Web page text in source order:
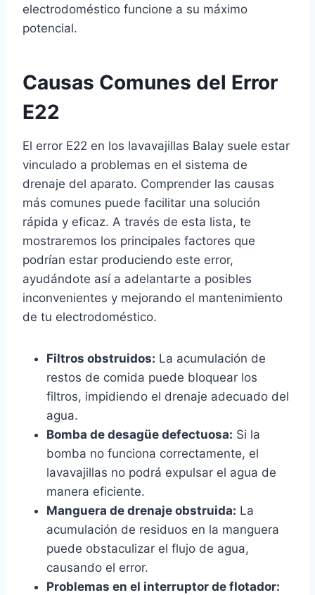
electrodoméstico funcione a su máximo
potencial.
Causas Comunes del Error
E22
El error E22 en los lavavajillas Balay suele estar
vinculado a problemas en el sistema de
drenaje del aparato. Comprender las causas
más comunes puede facilitar una solución
rápida y eficaz. A través de esta lista, te
mostraremos los principales factores que
podrían estar produciendo este error,
ayudándote así a adelantarte a posibles
inconvenientes y mejorando el mantenimiento
de tu electrodoméstico.
Filtros obstruidos: La acumulación de
restos de comida puede bloquear los
filtros, impidiendo el drenaje adecuado del
agua.
Bomba de desagüe defectuosa: Si la
bomba no funciona correctamente, el
lavavajillas no podrá expulsar el agua de
manera eficiente.
Manguera de drenaje obstruida: La
acumulación de residuos en la manguera
puede obstaculizar el flujo de agua,
causando el error.
Problemas en el interruptor de flotador: